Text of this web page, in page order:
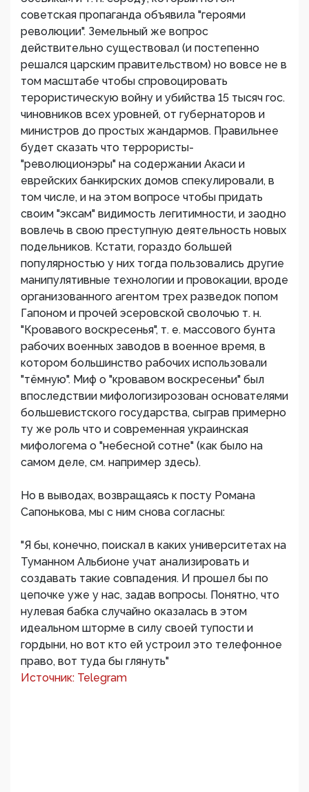
советская пропаганда объявила "героями
революции". Земельный же вопрос
действительно существовал (и постепенно
решался царским правительством) но вовсе не в
том масштабе чтобы спровоцировать
терористическую войну и убийства 15 тысяч гос.
чиновников всех уровней, от губернаторов и
министров до простых жандармов. Правильнее
будет сказать что террористы-
"революционэры" на содержании Акаси и
еврейских банкирских домов спекулировали, в
том числе, и на этом вопросе чтобы придать
своим "эксам" видимость легитимности, и заодно
вовлечь в свою преступную деятельность новых
подельников. Кстати, гораздо большей
популярностью у них тогда пользовались другие
манипулятивные технологии и провокации, вроде
организованного агентом трех разведок попом
Гапоном и прочей эсеровской сволочью т. н.
"Кровавого воскресенья", т. е. массового бунта
рабочих военных заводов в военное время, в
котором большинство рабочих использовали
"тёмную". Миф о "кровавом воскресеньи" был
впоследствии мифологизирозован основателями
большевистского государства, сыграв примерно
ту же роль что и современная украинская
мифологема о "небесной сотне" (как было на
самом деле, см. например здесь).
Но в выводах, возвращаясь к посту Романа
Сапонькова, мы с ним снова согласны:
"Я бы, конечно, поискал в каких университетах на
Туманном Альбионе учат анализировать и
создавать такие совпадения. И прошел бы по
цепочке уже у нас, задав вопросы. Понятно, что
нулевая бабка случайно оказалась в этом
идеальном шторме в силу своей тупости и
гордыни, но вот кто ей устроил это телефонное
право, вот туда бы глянуть"
Источник: Telegram